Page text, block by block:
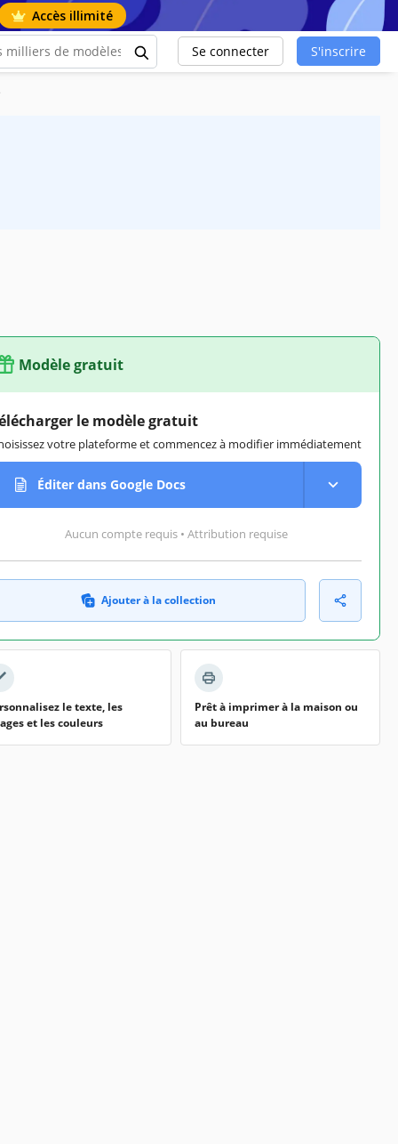
Accès illimité
Se connecter S'inscrire
Modèle gratuit
le modèle gratuit
votre plateforme et commencez à modifier immédiatement
Éditer dans Google Docs
Aucun compte requis • Attribution requise
Ajouter à la collection
le texte, les
et les couleurs
Prêt à imprimer à la maison ou
au bureau